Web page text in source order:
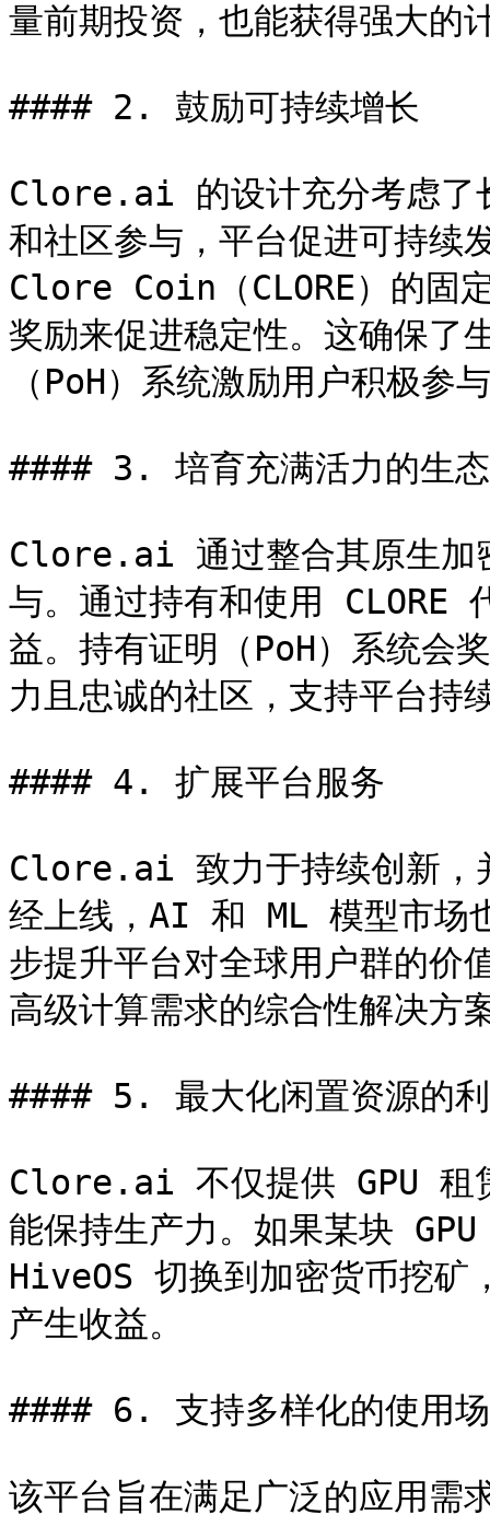
量前期投资，也能获得强大的
#### 2. 鼓励可持续增长
Clore.ai 的设计充分考虑了
和社区参与，平台促进可持
Clore Coin（CLORE）的固
奖励来促进稳定性。这确保了
（PoH）系统激励用户积极参
#### 3. 培育充满活力的生
Clore.ai 通过整合其原生
与。通过持有和使用 CLORE
益。持有证明（PoH）系统会
力且忠诚的社区，支持平台持
#### 4. 扩展平台服务
Clore.ai 致力于持续创新，
经上线，AI 和 ML 模型市场
步提升平台对全球用户群的
高级计算需求的综合性解决方
#### 5. 最大化闲置资源的
Clore.ai 不仅提供 GPU 租
能保持生产力。如果某块
HiveOS 切换到加密货币挖矿
产生收益。
#### 6. 支持多样化的使用
该平台旨在满足广泛的应用